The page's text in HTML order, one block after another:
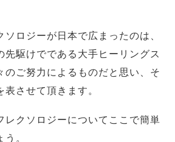
ソロジーが日本で広まったのは、
先駆けでである大手ヒーリングス
のご努力によるものだと思い、そ
させて頂きます。
レクソロジーについてここで簡単
。